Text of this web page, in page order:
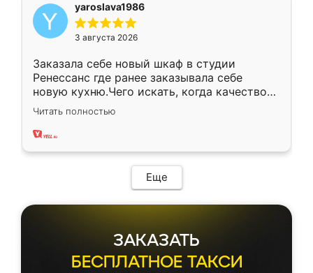
yaroslava1986
3 августа 2026
Заказала себе новый шкаф в студии
Ренессанс где ранее заказывала себе
новую кухню.Чего искать, когда качеством
вполне довольна. Служит кухня уже почти
два года, нареканий нет.
Читать полностью
Еще
ЗАКАЗАТЬ
БЕСПЛАТНОЕ ТАКСИ